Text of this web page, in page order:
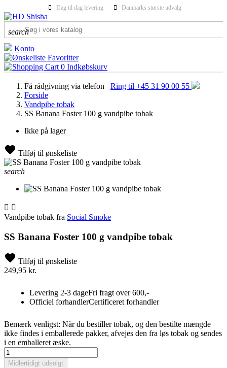
Dag til dag levering Danmarks største udvalg
search
Konto
Favoritter
0 Indkøbskurv
Få rådgivning via telefon
Ring til +45 31 90 00 55
Forside
Vandpibe tobak
SS Banana Foster 100 g vandpibe tobak
Ikke på lager
Tilføj til ønskeliste
search
 
Vandpibe tobak fra Social Smoke
SS Banana Foster 100 g vandpibe tobak
Tilføj til ønskeliste
249,95 kr.
Levering 2-3 dageFri fragt over 600,-
Officiel forhandlerCertificeret forhandler
Bemærk venligst: Når du bestiller tobak, og den bestilte mængde
ikke findes i emballerede pakker, afvejes den fra løs tobak og sendes
i en emballeret æske.
Midlertidigt udsolgt